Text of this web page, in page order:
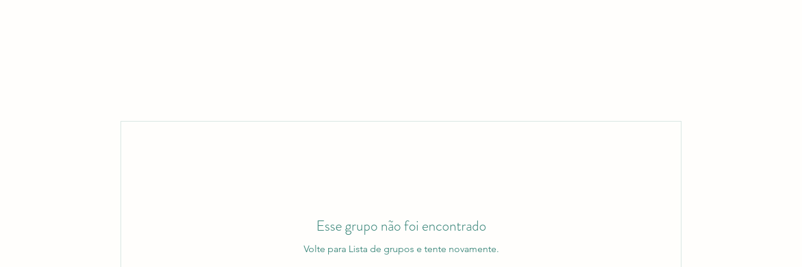
Esse grupo não foi encontrado
Volte para Lista de grupos e tente novamente.